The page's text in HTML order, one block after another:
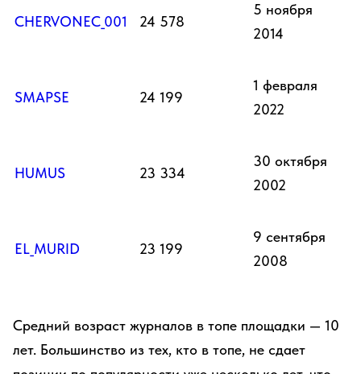
CHERVONEC_001 24 578
5 ноября
2014
SMAPSE 24 199
1 февраля
2022
HUMUS 23 334
30 октября
2002
EL_MURID 23 199
9 сентября
2008
Средний возраст журналов в топе площадки — 10
лет. Большинство из тех, кто в топе, не сдает